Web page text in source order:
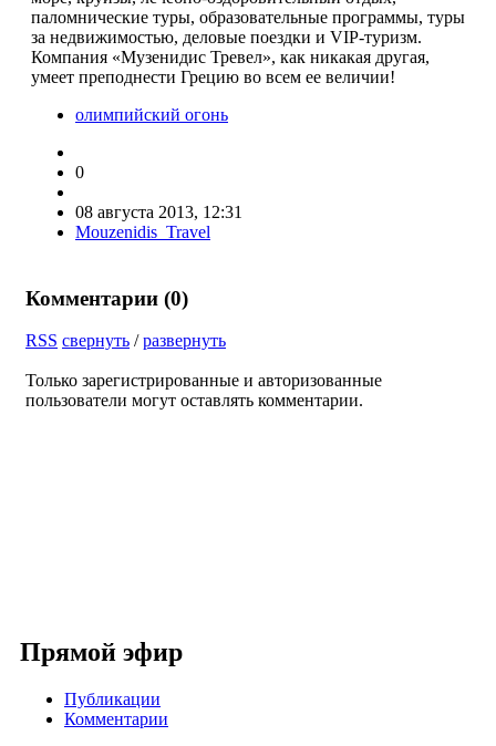
паломнические туры, образовательные программы, туры
за недвижимостью, деловые поездки и VIP-туризм.
Компания «Музенидис Тревел», как никакая другая,
умеет преподнести Грецию во всем ее величии!
олимпийский огонь
0
08 августа 2013, 12:31
Mouzenidis_Travel
Комментарии (0)
RSS свернуть /развернуть
Только зарегистрированные и авторизованные
пользователи могут оставлять комментарии.
Прямой эфир
Публикации
Комментарии